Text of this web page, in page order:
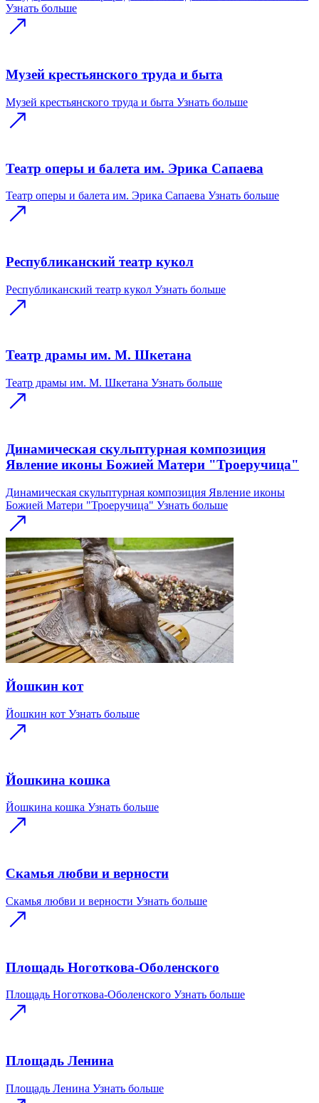
Узнать больше
Музей крестьянского труда и быта
Музей крестьянского труда и быта Узнать больше
Театр оперы и балета им. Эрика Сапаева
Театр оперы и балета им. Эрика Сапаева Узнать больше
Республиканский театр кукол
Республиканский театр кукол Узнать больше
Театр драмы им. М. Шкетана
Театр драмы им. М. Шкетана Узнать больше
Динамическая скульптурная композиция
Явление иконы Божией Матери "Троеручица"
Динамическая скульптурная композиция Явление иконы
Божией Матери "Троеручица" Узнать больше
Йошкин кот
Йошкин кот Узнать больше
Йошкина кошка
Йошкина кошка Узнать больше
Скамья любви и верности
Скамья любви и верности Узнать больше
Площадь Ноготкова-Оболенского
Площадь Ноготкова-Оболенского Узнать больше
Площадь Ленина
Площадь Ленина Узнать больше